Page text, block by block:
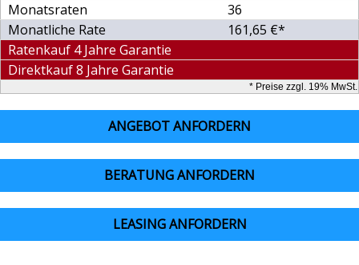
Monatsraten
36
Monatliche Rate
161,65 €*
Ratenkauf 4 Jahre Garantie
Direktkauf 8 Jahre Garantie
* Preise zzgl. 19% MwSt.
ANGEBOT ANFORDERN
BERATUNG ANFORDERN
LEASING ANFORDERN